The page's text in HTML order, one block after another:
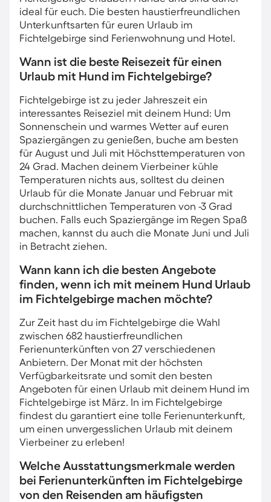
ideal für euch. Die besten haustierfreundlichen
Unterkunftsarten für euren Urlaub im
Fichtelgebirge sind Ferienwohnung und Hotel.
Wann ist die beste Reisezeit für einen
Urlaub mit Hund im Fichtelgebirge?
Fichtelgebirge ist zu jeder Jahreszeit ein
interessantes Reiseziel mit deinem Hund: Um
Sonnenschein und warmes Wetter auf euren
Spaziergängen zu genießen, buche am besten
für August und Juli mit Höchsttemperaturen von
24 Grad. Machen deinem Vierbeiner kühle
Temperaturen nichts aus, solltest du deinen
Urlaub für die Monate Januar und Februar mit
durchschnittlichen Temperaturen von -3 Grad
buchen. Falls euch Spaziergänge im Regen Spaß
machen, kannst du auch die Monate Juni und Juli
in Betracht ziehen.
Wann kann ich die besten Angebote
finden, wenn ich mit meinem Hund Urlaub
im Fichtelgebirge machen möchte?
Zur Zeit hast du im Fichtelgebirge die Wahl
zwischen 682 haustierfreundlichen
Ferienunterkünften von 27 verschiedenen
Anbietern. Der Monat mit der höchsten
Verfügbarkeitsrate und somit den besten
Angeboten für einen Urlaub mit deinem Hund im
Fichtelgebirge ist März. In im Fichtelgebirge
findest du garantiert eine tolle Ferienunterkunft,
um einen unvergesslichen Urlaub mit deinem
Vierbeiner zu erleben!
Welche Ausstattungsmerkmale werden
bei Ferienunterkünften im Fichtelgebirge
von den Reisenden am häufigsten